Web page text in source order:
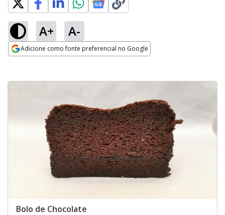
A+ A-
Adicione como fonte preferencial no Google
Bolo de Chocolate